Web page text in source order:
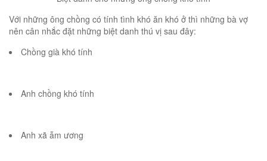
Với những ông chồng có tính tình khó ăn khó ở thì những bà vợ
nên cân nhắc đặt những biệt danh thú vị sau đây:
Chồng già khó tính
Anh chồng khó tính
Anh xã ẫm ương